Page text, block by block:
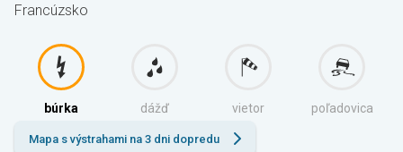
Francúzsko
búrka dážď vietor poľadovica
Mapa s výstrahami na 3 dni dopredu